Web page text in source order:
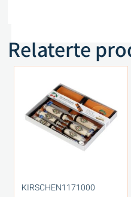
Relaterte
KIRSCHEN1171000